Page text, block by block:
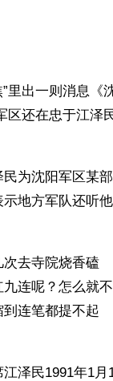
出一则消息《
区还在忠于江泽
为沈阳军区某
地方军队还听
去寺院烧香磕
连呢？怎么就不
连笔都提不起
泽民1991年1月